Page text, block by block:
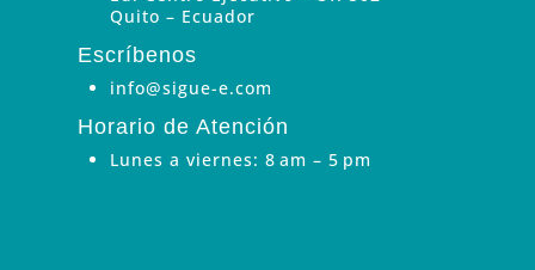
Quito – Ecuador
Escríbenos
info@sigue-e.com
Horario de Atención
Lunes a viernes: 8 am – 5 pm